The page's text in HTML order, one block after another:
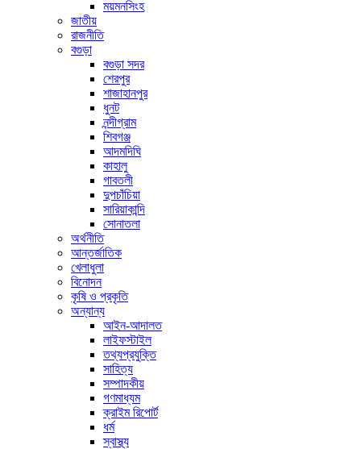
ময়মনসিংহ
জাতীয়
রাজনীতি
বগুড়া
বগুড়া সদর
শেরপুর
শাজাহানপুর
ধুনট
নন্দীগ্রাম
শিবগঞ্জ
আদমদিঘি
কাহালু
গাবতলী
দুপচাঁচিয়া
সারিয়াকান্দি
সোনাতলা
অর্থনীতি
আন্তর্জাতিক
খেলাধুলা
বিনোদন
কৃষি ও প্রকৃতি
অন্যান্য
আইন-আদালত
লাইফস্টাইল
তথ্যপ্রযুক্তি
সাহিত্য
সম্পাদকীয়
গণমাধ্যম
ক্রাইম রিপোর্ট
ধর্ম
স্বাস্থ্য